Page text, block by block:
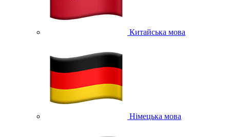
Китайська мова
Німецька мова